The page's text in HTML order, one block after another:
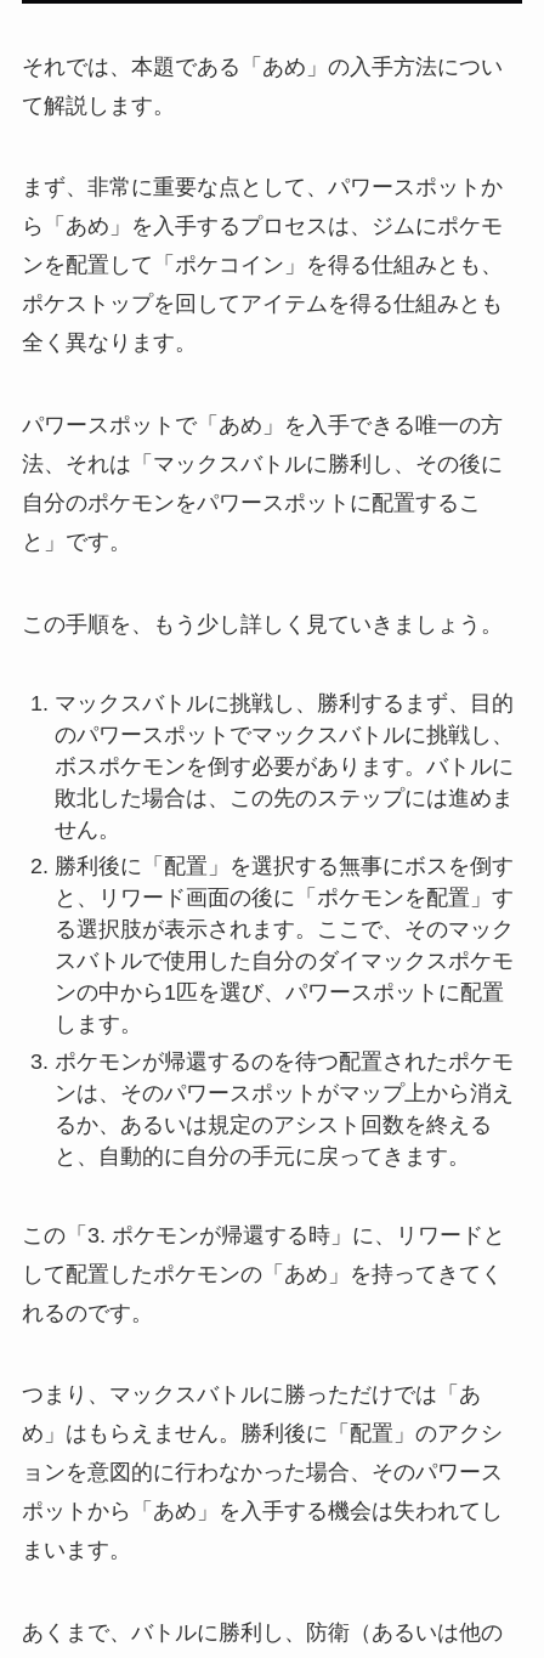
それでは、本題である「あめ」の入手方法につい
て解説します。
まず、非常に重要な点として、パワースポットか
ら「あめ」を入手するプロセスは、ジムにポケモ
ンを配置して「ポケコイン」を得る仕組みとも、
ポケストップを回してアイテムを得る仕組みとも
全く異なります。
パワースポットで「あめ」を入手できる唯一の方
法、それは「マックスバトルに勝利し、その後に
自分のポケモンをパワースポットに配置するこ
と」です。
この手順を、もう少し詳しく見ていきましょう。
マックスバトルに挑戦し、勝利するまず、目的
のパワースポットでマックスバトルに挑戦し、
ボスポケモンを倒す必要があります。バトルに
敗北した場合は、この先のステップには進めま
せん。
勝利後に「配置」を選択する無事にボスを倒す
と、リワード画面の後に「ポケモンを配置」す
る選択肢が表示されます。ここで、そのマック
スバトルで使用した自分のダイマックスポケモ
ンの中から1匹を選び、パワースポットに配置
します。
ポケモンが帰還するのを待つ配置されたポケモ
ンは、そのパワースポットがマップ上から消え
るか、あるいは規定のアシスト回数を終える
と、自動的に自分の手元に戻ってきます。
この「3. ポケモンが帰還する時」に、リワードと
して配置したポケモンの「あめ」を持ってきてく
れるのです。
つまり、マックスバトルに勝っただけでは「あ
め」はもらえません。勝利後に「配置」のアクシ
ョンを意図的に行わなかった場合、そのパワース
ポットから「あめ」を入手する機会は失われてし
まいます。
あくまで、バトルに勝利し、防衛（あるいは他の